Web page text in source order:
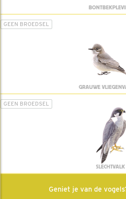
GEEN BROEDSEL
GRAUWE
GEEN BROEDSEL
SLECHTVALK
Geniet je van de